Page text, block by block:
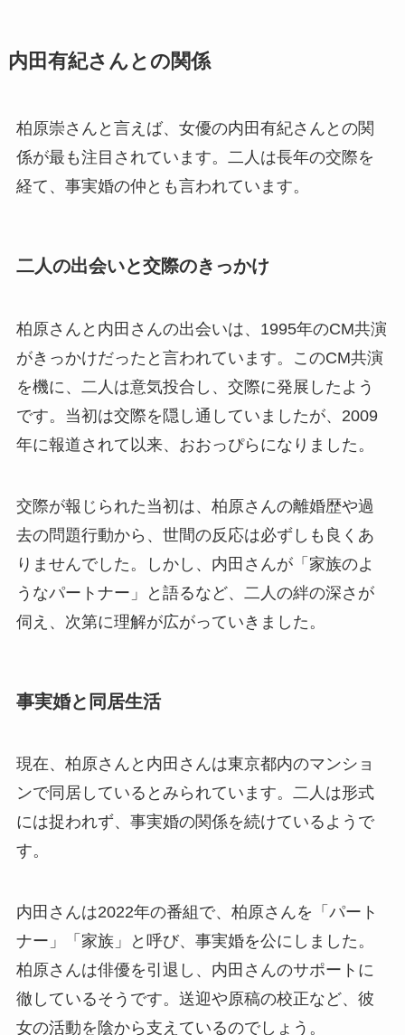
内田有紀さんとの関係
柏原崇さんと言えば、女優の内田有紀さんとの関
係が最も注目されています。二人は長年の交際を
経て、事実婚の仲とも言われています。
二人の出会いと交際のきっかけ
柏原さんと内田さんの出会いは、1995年のCM共演
がきっかけだったと言われています。このCM共演
を機に、二人は意気投合し、交際に発展したよう
です。当初は交際を隠し通していましたが、2009
年に報道されて以来、おおっぴらになりました。
交際が報じられた当初は、柏原さんの離婚歴や過
去の問題行動から、世間の反応は必ずしも良くあ
りませんでした。しかし、内田さんが「家族のよ
うなパートナー」と語るなど、二人の絆の深さが
伺え、次第に理解が広がっていきました。
事実婚と同居生活
現在、柏原さんと内田さんは東京都内のマンショ
ンで同居しているとみられています。二人は形式
には捉われず、事実婚の関係を続けているようで
す。
内田さんは2022年の番組で、柏原さんを「パート
ナー」「家族」と呼び、事実婚を公にしました。
柏原さんは俳優を引退し、内田さんのサポートに
徹しているそうです。送迎や原稿の校正など、彼
女の活動を陰から支えているのでしょう。